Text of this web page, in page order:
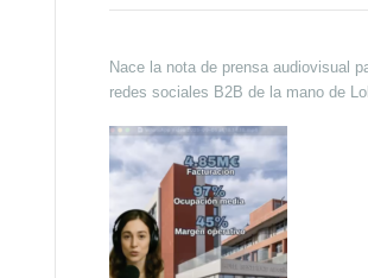
Nace la nota de prensa audiovisual
redes sociales B2B de la mano de